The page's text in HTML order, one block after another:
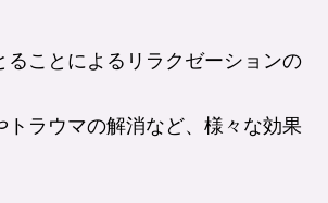
ることによるリラクゼーションの
トラウマの解消など、様々な効果